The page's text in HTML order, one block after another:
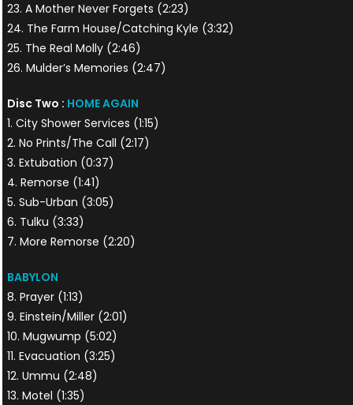
23. A Mother Never Forgets (2:23)
24. The Farm House/Catching Kyle (3:32)
25. The Real Molly (2:46)
26. Mulder’s Memories (2:47)
Disc Two : HOME AGAIN
1. City Shower Services (1:15)
2. No Prints/The Call (2:17)
3. Extubation (0:37)
4. Remorse (1:41)
5. Sub-Urban (3:05)
6. Tulku (3:33)
7. More Remorse (2:20)
BABYLON
8. Prayer (1:13)
9. Einstein/Miller (2:01)
10. Mugwump (5:02)
11. Evacuation (3:25)
12. Ummu (2:48)
13. Motel (1:35)